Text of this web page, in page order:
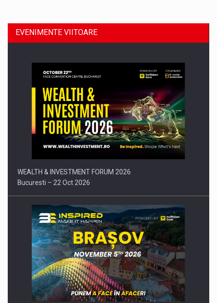
Comunicat de presa: Joburile part-time reincep sa intre pe…
EVENIMENTE VIITOARE
WEALTH & INVESTMENT FORUM 2026
Bucuresti – 22 Oct 2026